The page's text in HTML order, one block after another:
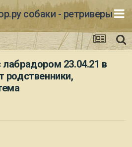
собаки - ретриверы
23.04.21 в
родственники,